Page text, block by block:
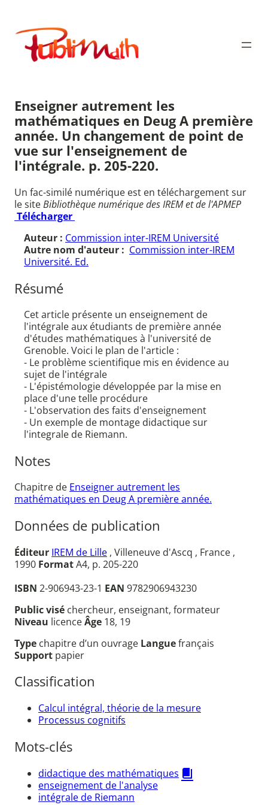
contenu
Publimath
Enseigner autrement les
mathématiques en Deug A première
année. Un changement de point de
vue sur l'enseignement de
l'intégrale. p. 205-220.
Un fac-similé numérique est en téléchargement sur
le siteBibliothèque numérique des IREM et de l'APMEP
Télécharger
Auteur : Commission inter-IREM Université
Autre nom d'auteur : Commission inter-IREM
Université. Ed.
Résumé
Cet article présente un enseignement de
l'intégrale aux étudiants de première année
d'études mathématiques à l'université de
Grenoble. Voici le plan de l'article :
- Le problème scientifique mis en évidence au
sujet de l'intégrale
- L'épistémologie développée par la mise en
place d'une telle procédure
- L'observation des faits d'enseignement
- Un exemple de montage didactique sur
l'integrale de Riemann.
Notes
Chapitre de Enseigner autrement les
mathématiques en Deug A première année.
Données de publication
Éditeur IREM de Lille , Villeneuve d'Ascq , France ,
1990 FormatA4, p. 205-220
ISBN 2-906943-23-1 EAN 9782906943230
Public visé chercheur, enseignant, formateur
Niveau licenceÂge 18, 19
Type chapitre d’un ouvrage Languefrançais
Support papier
Classification
Calcul intégral, théorie de la mesure
Processus cognitifs
Mots-clés
didactique des mathématiques
enseignement de l'analyse
intégrale de Riemann